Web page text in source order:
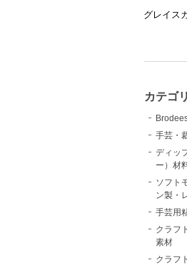
グレイス
カテゴ
手芸・
ディッ
ー）材
ソフト
ン製・
手芸用
クラフ
素材
クラフ